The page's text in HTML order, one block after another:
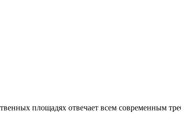
площадях отвечает всем современным